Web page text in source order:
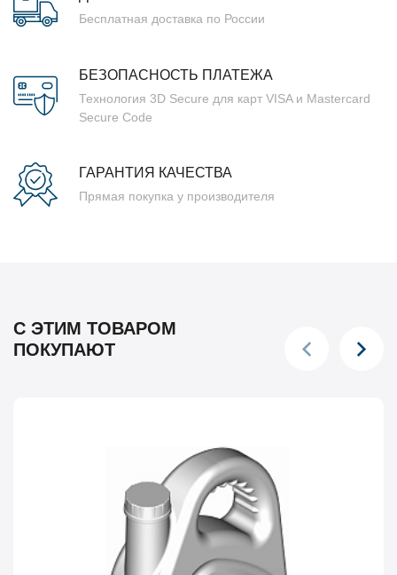
Бесплатная доставка по России
БЕЗОПАСНОСТЬ ПЛАТЕЖА
Технология 3D Secure для карт VISA и Mastercard
Secure Code
ГАРАНТИЯ КАЧЕСТВА
Прямая покупка у производителя
С ЭТИМ ТОВАРОМ
ПОКУПАЮТ